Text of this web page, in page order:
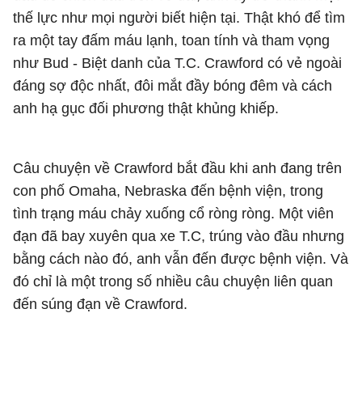
thế lực như mọi người biết hiện tại. Thật khó để tìm
ra một tay đấm máu lạnh, toan tính và tham vọng
như Bud - Biệt danh của T.C. Crawford có vẻ ngoài
đáng sợ độc nhất, đôi mắt đầy bóng đêm và cách
anh hạ gục đối phương thật khủng khiếp.
Câu chuyện về Crawford bắt đầu khi anh đang trên
con phố Omaha, Nebraska đến bệnh viện, trong
tình trạng máu chảy xuống cổ ròng ròng. Một viên
đạn đã bay xuyên qua xe T.C, trúng vào đầu nhưng
bằng cách nào đó, anh vẫn đến được bệnh viện. Và
đó chỉ là một trong số nhiều câu chuyện liên quan
đến súng đạn về Crawford.